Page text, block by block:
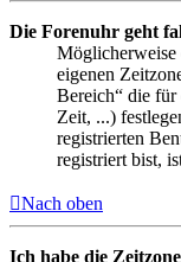
Die Forenuhr geht
Möglicherweise
eigenen
Bereich“ die für
Zeit, ...)
registrierten
registriert bist,
Nach oben
Ich habe die